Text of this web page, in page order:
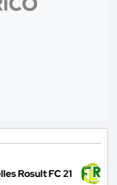
Rosult FC 21